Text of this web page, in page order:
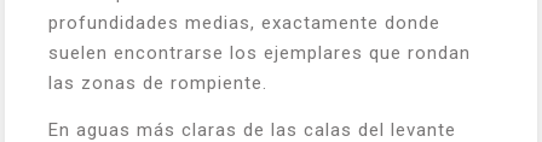
profundidades medias, exactamente donde
suelen encontrarse los ejemplares que rondan
las zonas de rompiente.
En aguas más claras de las calas del levante